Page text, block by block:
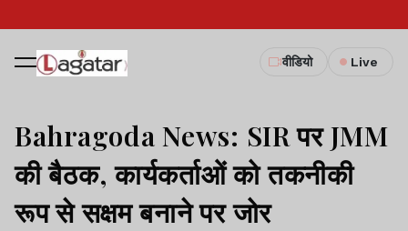
वीडियो Live
Bahragoda News: SIR पर JMM
की बैठक, कार्यकर्ताओं को तकनीकी
रूप से सक्षम बनाने पर जोर